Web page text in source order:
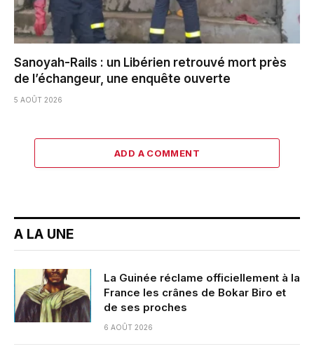
Sanoyah-Rails : un Libérien retrouvé mort près
de l’échangeur, une enquête ouverte
5 AOÛT 2026
ADD A COMMENT
A LA UNE
La Guinée réclame officiellement à la
France les crânes de Bokar Biro et
de ses proches
6 AOÛT 2026